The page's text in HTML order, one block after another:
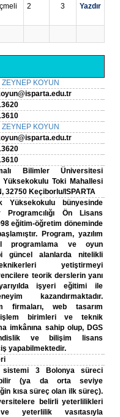
2 3 Yazdır
ZEYNEP KOYUN
ZEYNEP KOYUN
Bilimler Üniversitesi
Toki Mahallesi
32750 Keçiborlu/ISPARTA
Yüksekokulu bünyesinde
Programcılığı Ön Lisans
eğitim-öğretim döneminde
Program, yazılım
programlama ve oyun
güncel alanlarda nitelikli
yetiştirmeyi
teorik derslerin yanı
işyeri eğitimi ile
kazandırmaktadır.
firmaları, web tasarım
birimleri ve teknik
imkânına sahip olup, DGS
ve bilişim lisans
yapabilmektedir.
sistemi 3 Bolonya süreci
(ya da orta seviye
kısa süreç olan ilk süreç).
belirli yeterlilikleri
ve yeterlilik vasıtasıyla